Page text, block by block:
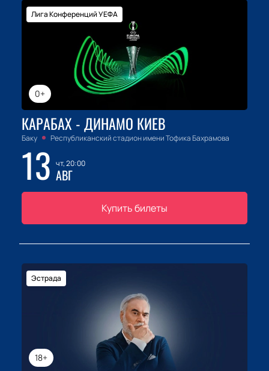
0+
Лига Конференций УЕФА
КАРАБАХ - ДИНАМО КИЕВ
Баку Республиканский стадион имени Тофика Бахрамова
13 чт, 20:00
АВГ
Купить билеты
18+
Эстрада